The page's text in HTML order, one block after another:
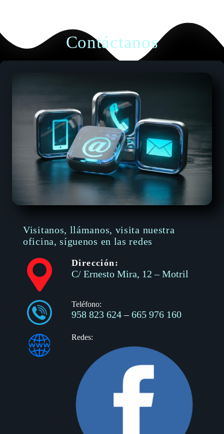
Contáctanos
Visitanos, llámanos, visita nuestra
oficina, síguenos en las redes
Dirección:
C/ Ernesto Mira, 12 – Motril
Teléfono:
958 823 624–665 976 160
Redes: